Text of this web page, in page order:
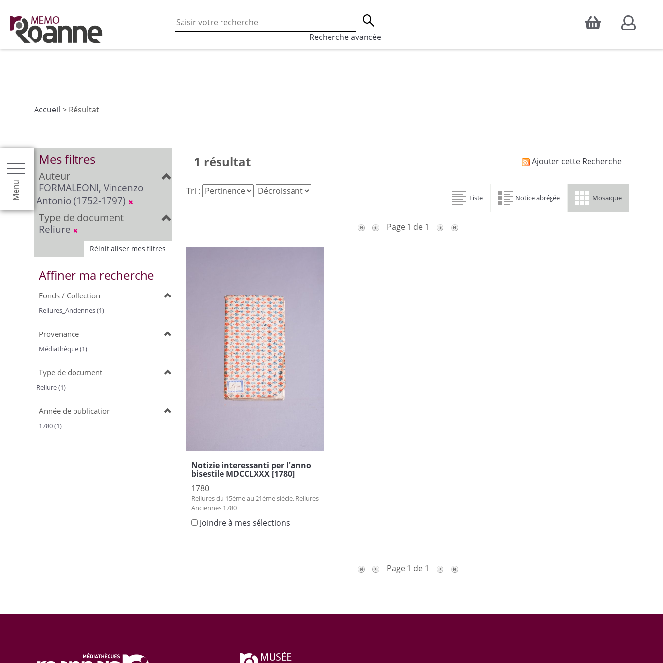
Accepter
En poursuivant votre navigation sur ce site vous acceptez l’utilisation des cookies, qui sont utilisés à des fins de statistiques d'audience, ainsi que pour
les fonctionnalités de partages de contenu sur les réseaux sociaux.
Recherche avancée
Menu
Accueil > Résultat
Mes filtres
Auteur
FORMALEONI, Vincenzo
Antonio (1752-1797)
Type de document
Reliure
Réinitialiser mes filtres
Affiner ma recherche
Fonds / Collection
Reliures_Anciennes (1)
Provenance
Médiathèque (1)
Type de document
Reliure (1)
Année de publication
1780 (1)
1 résultat Ajouter cette Recherche
Tri :
Liste Notice abrégée Mosaïque
Page 1 de 1
Notizie interessanti per l'anno
bisestile MDCCLXXX [1780]
1780
Reliures du 15ème au 21ème siècle. Reliures
Anciennes 1780
Joindre à mes sélections
Page 1 de 1